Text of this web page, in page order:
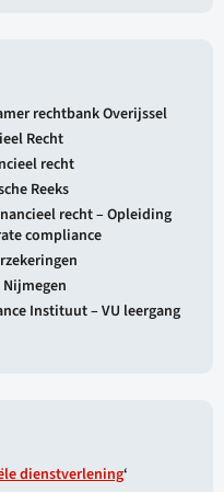
rechtbank Overijssel
Recht
recht
Reeks
recht – Opleiding
compliance
Instituut – VU leergang
dienstverlening‘